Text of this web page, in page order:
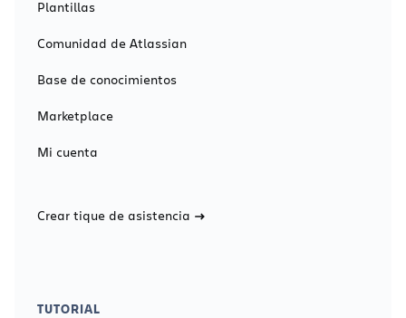
Plantillas
Comunidad de Atlassian
Base de conocimientos
Marketplace
Mi cuenta
Crear tique de asistencia
TUTORIAL